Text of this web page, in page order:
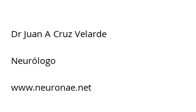
Dr Juan A Cruz Velarde
Neurólogo
www.neuronae.net